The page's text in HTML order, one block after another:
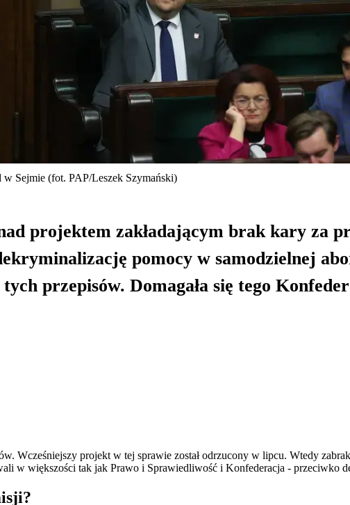
w Sejmie (fot. PAP/Leszek Szymański)
projektem zakładającym brak kary za
pomocy w samodzielnej
przepisów. Domagała się tego
Wcześniejszy projekt w tej sprawie został odrzucony w lipcu. Wtedy
w większości tak jak Prawo i Sprawiedliwość i Konfederacja - przeciwko